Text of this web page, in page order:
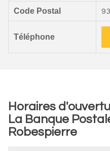
Code Postal
Téléphone
Horaires
La Banque
Robespierre